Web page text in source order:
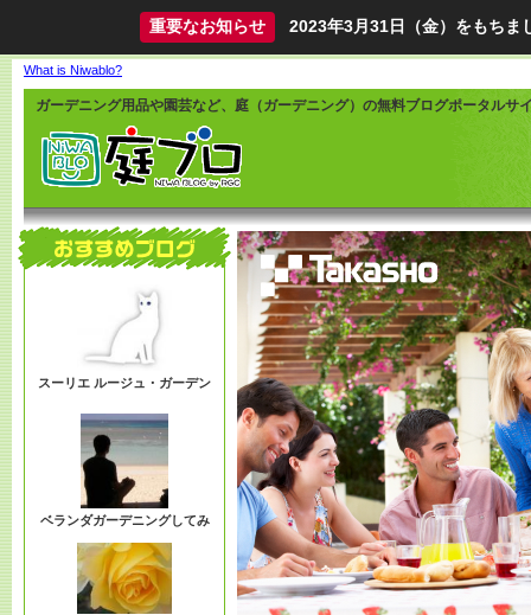
重要なお知らせ 2023年3月31日（金）をもちま
What is Niwablo?
ガーデニング用品や園芸など、庭（ガーデニング）の無料ブログポータルサ
スーリエ ルージュ・ガーデン
ベランダガーデニングしてみ